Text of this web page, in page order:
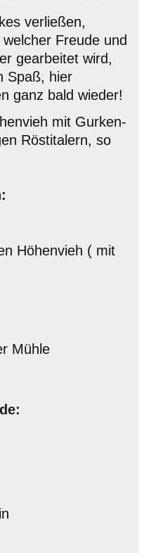
verließen,
Freude und
gearbeitet wird,
Spaß, hier
ganz bald wieder!
mit Gurken-
Röstitalern, so
Höhenvieh ( mit
Mühle